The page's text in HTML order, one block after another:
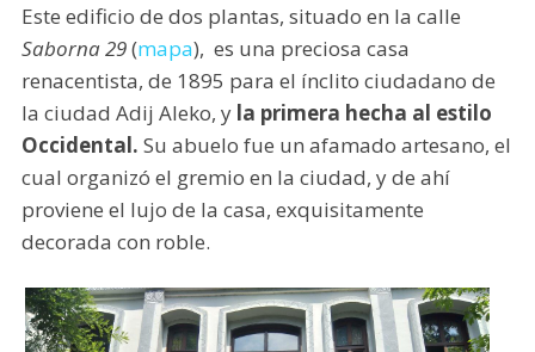
Este edificio de dos plantas, situado en la calle
Saborna 29(mapa), es una preciosa casa
renacentista, de 1895 para el ínclito ciudadano de
la ciudad Adij Aleko, y la primera hecha al estilo
Occidental. Su abuelo fue un afamado artesano, el
cual organizó el gremio en la ciudad, y de ahí
proviene el lujo de la casa, exquisitamente
decorada con roble.